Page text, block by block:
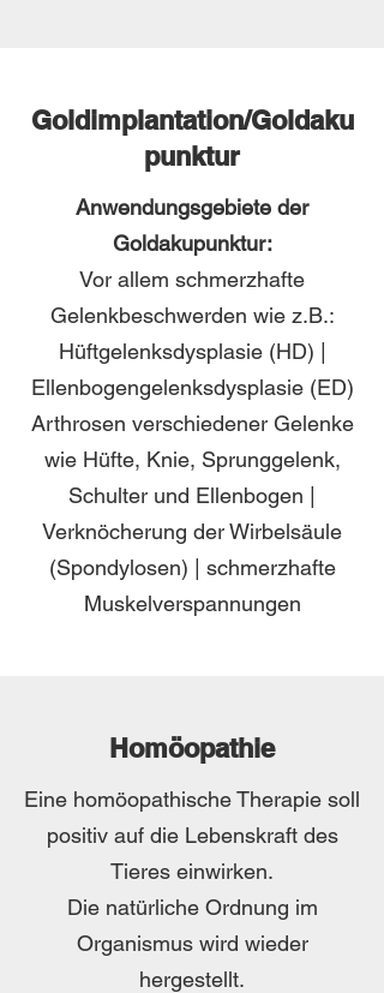
Goldimplantation/Goldaku
punktur
Anwendungsgebiete der
Goldakupunktur:
Vor allem schmerzhafte
Gelenkbeschwerden wie z.B.:
Hüftgelenksdysplasie (HD) |
Ellenbogengelenksdysplasie (ED)
Arthrosen verschiedener Gelenke
wie Hüfte, Knie, Sprunggelenk,
Schulter und Ellenbogen |
Verknöcherung der Wirbelsäule
(Spondylosen) | schmerzhafte
Muskelverspannungen
Homöopathie
Eine homöopathische Therapie soll
positiv auf die Lebenskraft des
Tieres einwirken.
Die natürliche Ordnung im
Organismus wird wieder
hergestellt.